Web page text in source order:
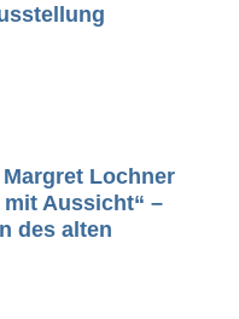
Lochner
Aussicht“ –
des alten